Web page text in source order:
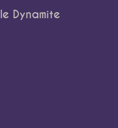
Dynamite